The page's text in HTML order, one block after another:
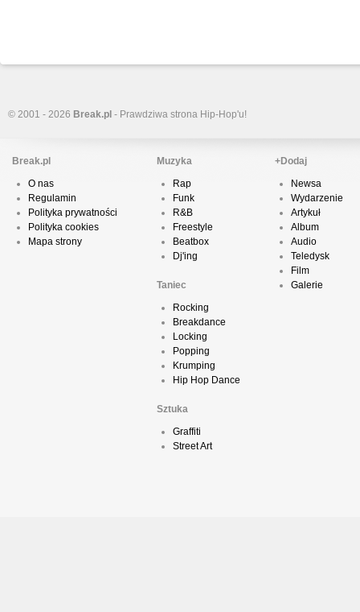
© 2001 - 2026 Break.pl - Prawdziwa strona Hip-Hop'u!
Break.pl
O nas
Regulamin
Polityka prywatności
Polityka cookies
Mapa strony
Muzyka
Rap
Funk
R&B
Freestyle
Beatbox
Dj'ing
Taniec
Rocking
Breakdance
Locking
Popping
Krumping
Hip Hop Dance
Sztuka
Graffiti
Street Art
+Dodaj
Newsa
Wydarzenie
Artykuł
Album
Audio
Teledysk
Film
Galerie